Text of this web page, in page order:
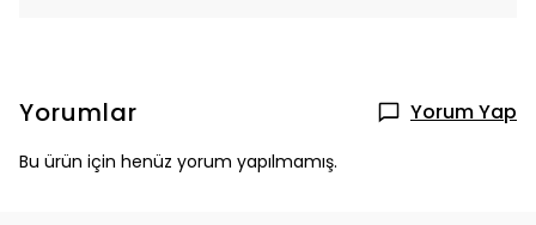
Yorumlar Yorum Yap
Bu ürün için henüz yorum yapılmamış.